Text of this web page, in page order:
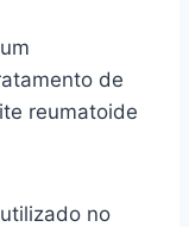
de
reumatoide
no